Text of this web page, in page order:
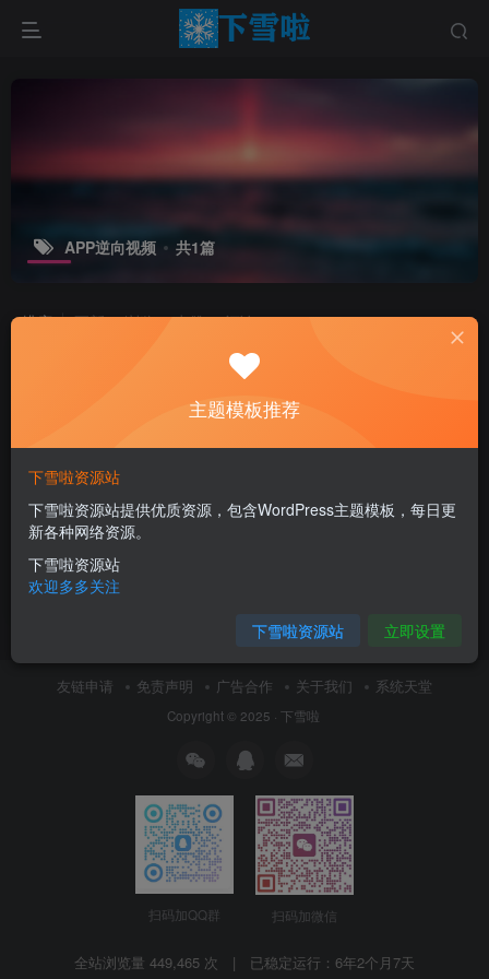
APP逆向视频 共1篇
排序 更新 浏览 点赞 评论
爬虫开发+APP逆向大神班
付费资源 ￥19.9
8月21日 15:09
友链申请 免责声明 广告合作 关于我们 系统天堂
Copyright © 2025 · 下雪啦
扫码加QQ群 扫码加微信
全站浏览量 449,465 次 | 已稳定运行： 6年2个月7天
主题模板推荐
下雪啦资源站
下雪啦资源站提供优质资源，包含WordPress主题模板，每日更
新各种网络资源。
下雪啦资源站
欢迎多多关注
下雪啦资源站 立即设置